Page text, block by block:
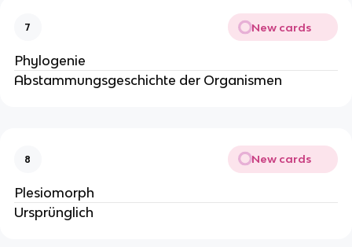
7 New cards
Phylogenie
Abstammungsgeschichte der Organismen
8 New cards
Plesiomorph
Ursprünglich